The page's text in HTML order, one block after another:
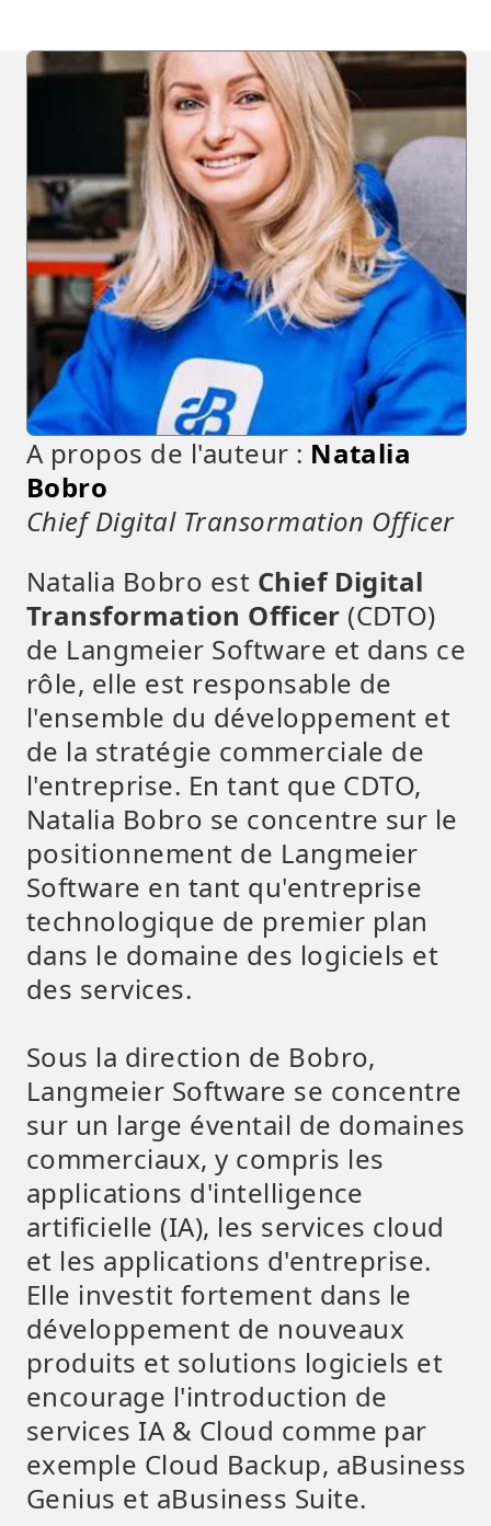
A propos de l'auteur : Natalia
Bobro
Chief Digital Transormation Officer
Natalia Bobro est Chief Digital
Transformation Officer (CDTO)
de Langmeier Software et dans ce
rôle, elle est responsable de
l'ensemble du développement et
de la stratégie commerciale de
l'entreprise. En tant que CDTO,
Natalia Bobro se concentre sur le
positionnement de Langmeier
Software en tant qu'entreprise
technologique de premier plan
dans le domaine des logiciels et
des services.
Sous la direction de Bobro,
Langmeier Software se concentre
sur un large éventail de domaines
commerciaux, y compris les
applications d'intelligence
artificielle (IA), les services cloud
et les applications d'entreprise.
Elle investit fortement dans le
développement de nouveaux
produits et solutions logiciels et
encourage l'introduction de
services IA & Cloud comme par
exemple Cloud Backup, aBusiness
Genius et aBusiness Suite.